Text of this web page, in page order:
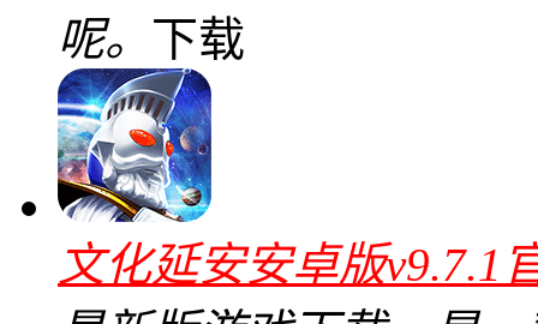
呢。 下载
文化延安安卓版v9.7.1